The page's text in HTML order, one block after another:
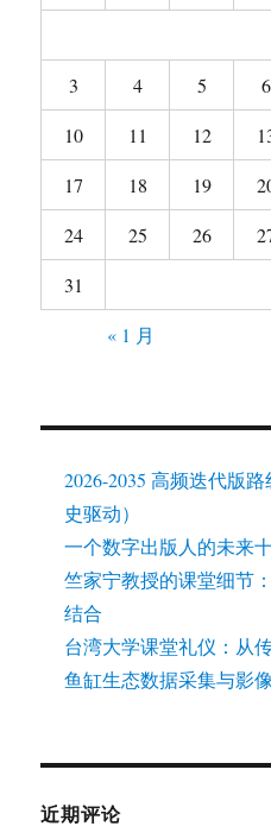
空
率
3
4 5 6
10
11 12
17
18 19
24
25 26
31
« 1 月
2026-2035 高频迭代版
史驱动）
一个数字出版人的未来
竺家宁教授的课堂细节
结合
台湾大学课堂礼仪：从
鱼缸生态数据采集与影
近期评论